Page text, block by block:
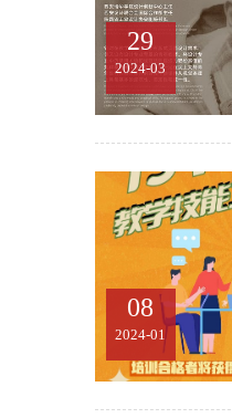
29
2024-03
08
2024-01